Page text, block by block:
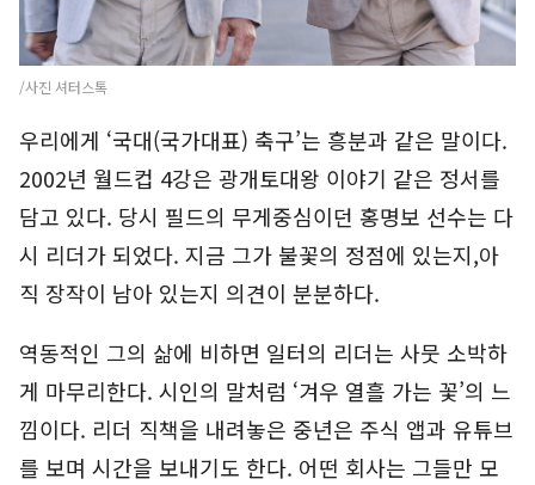
/사진 셔터스톡
우리에게 ‘국대(국가대표) 축구’는 흥분과 같은 말이다.
2002년 월드컵 4강은 광개토대왕 이야기 같은 정서를
담고 있다. 당시 필드의 무게중심이던 홍명보 선수는 다
시 리더가 되었다. 지금 그가 불꽃의 정점에 있는지,아
직 장작이 남아 있는지 의견이 분분하다.
역동적인 그의 삶에 비하면 일터의 리더는 사뭇 소박하
게 마무리한다. 시인의 말처럼 ‘겨우 열흘 가는 꽃’의 느
낌이다. 리더 직책을 내려놓은 중년은 주식 앱과 유튜브
를 보며 시간을 보내기도 한다. 어떤 회사는 그들만 모